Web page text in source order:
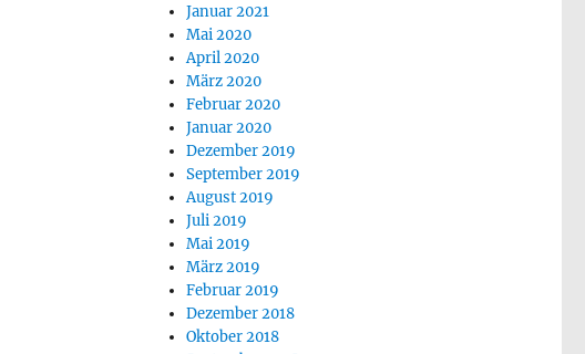
Januar 2021
Mai 2020
April 2020
März 2020
Februar 2020
Januar 2020
Dezember 2019
September 2019
August 2019
Juli 2019
Mai 2019
März 2019
Februar 2019
Dezember 2018
Oktober 2018